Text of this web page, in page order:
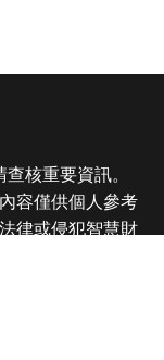
核重要資訊。
容僅供個人參考
律或侵犯智慧財